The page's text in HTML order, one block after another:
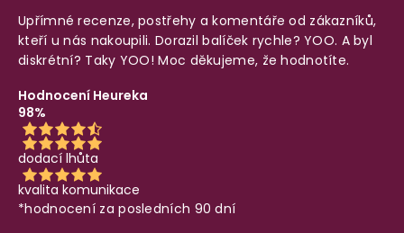
Upřímné recenze, postřehy a komentáře od zákazníků,
kteří u nás nakoupili. Dorazil balíček rychle? YOO. A byl
diskrétní? Taky YOO! Moc děkujeme, že hodnotíte.
Hodnocení Heureka
98%
dodací lhůta
kvalita komunikace
*hodnocení za posledních 90 dní